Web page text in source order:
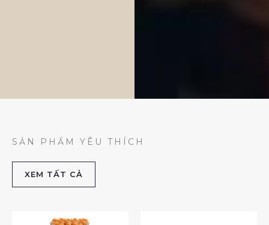
SẢN PHẨM YÊU THÍCH
XEM TẤT CẢ